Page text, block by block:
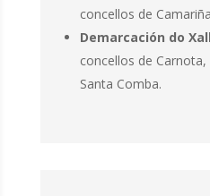
concellos de
Demarcación do
concellos de
Santa Comba.